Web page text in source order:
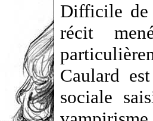
Difficile de
récit
Caulard
sociale